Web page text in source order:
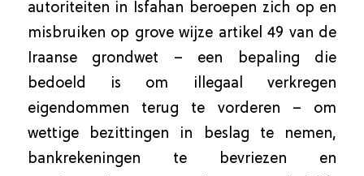
autoriteiten in Isfahan beroepen zich op en
misbruiken op grove wijze artikel 49 van de
Iraanse grondwet – een bepaling die
bedoeld is om illegaal verkregen
eigendommen terug te vorderen – om
wettige bezittingen in beslag te nemen,
bankrekeningen te bevriezen en